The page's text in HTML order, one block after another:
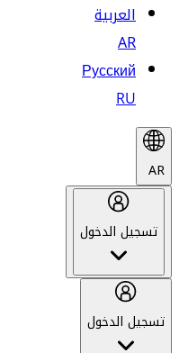
العربية
AR
Русский
RU
AR
تسجيل الدخول
تسجيل الدخول